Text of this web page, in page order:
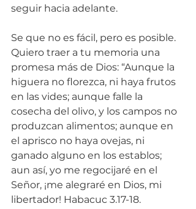
seguir hacia adelante.
Se que no es fácil, pero es posible.
Quiero traer a tu memoria una
promesa más de Dios: “Aunque la
higuera no florezca, ni haya frutos
en las vides; aunque falle la
cosecha del olivo, y los campos no
produzcan alimentos; aunque en
el aprisco no haya ovejas, ni
ganado alguno en los establos;
aun así, yo me regocijaré en el
Señor, ¡me alegraré en Dios, mi
libertador! Habacuc 3.17-18.